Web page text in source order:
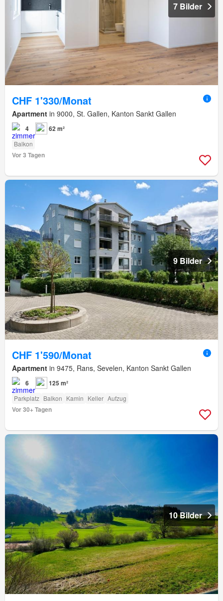
7 Bilder
CHF 1'330/Monat
Apartment in 9000, St. Gallen, Kanton Sankt Gallen
4 62 m²
Balkon
Vor 3 Tagen
9 Bilder
CHF 1'590/Monat
Apartment in 9475, Rans, Sevelen, Kanton Sankt Gallen
6 125 m²
Parkplatz Balkon Kamin Keller Aufzug
Vor 30+ Tagen
10 Bilder